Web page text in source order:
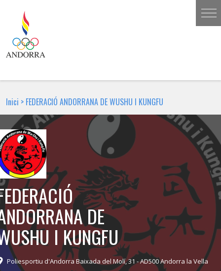
Inici > FEDERACIÓ ANDORRANA DE WUSHU I KUNGFU
DE
I KUNGFU
Poliesportiu d'Andorra Baixada del Molí, 31 - AD500 Andorra la Vella